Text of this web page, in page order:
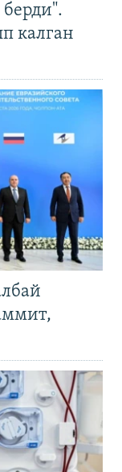
калган